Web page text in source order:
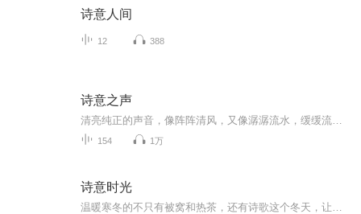
诗意人间
12 388
诗意之声
154 1万
诗意时光